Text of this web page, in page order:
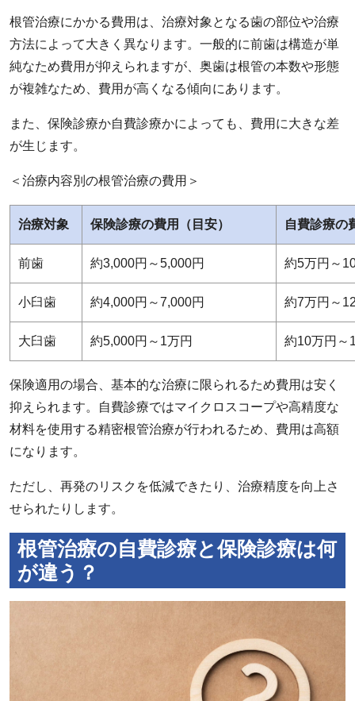
根管治療にかかる費用は、治療対象となる歯の部位や治療
方法によって大きく異なります。一般的に前歯は構造が単
純なため費用が抑えられますが、奥歯は根管の本数や形態
が複雑なため、費用が高くなる傾向にあります。
また、保険診療か自費診療かによっても、費用に大きな差
が生じます。
＜治療内容別の根管治療の費用＞
治療対象 保険診療の費用（目安） 自費診療の
前歯 約3,000円～5,000円 約5万円～
小臼歯 約4,000円～7,000円 約7万円～
大臼歯 約5,000円～1万円 約10万円～
保険適用の場合、基本的な治療に限られるため費用は安く
抑えられます。自費診療ではマイクロスコープや高精度な
材料を使用する精密根管治療が行われるため、費用は高額
になります。
ただし、再発のリスクを低減できたり、治療精度を向上さ
せられたりします。
根管治療の自費診療と保険診療は何
が違う？